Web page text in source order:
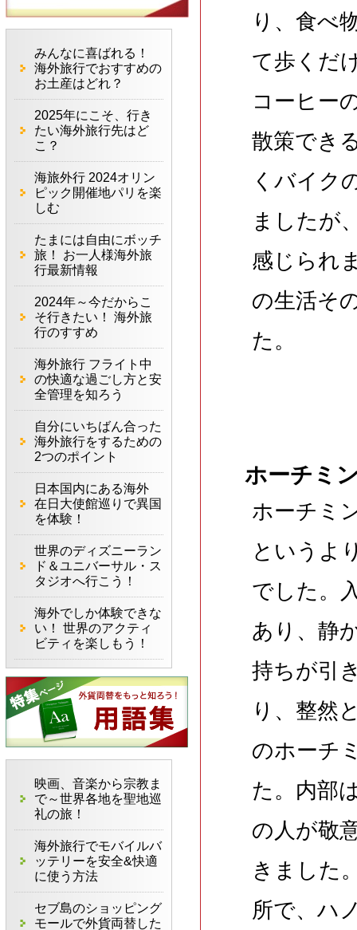
り、食べ
て歩くだ
コーヒー
散策でき
くバイク
ましたが
感じられ
の生活そ
た。
ホーチミ
ホーチミ
というよ
でした。
あり、静
持ちが引
り、整然
のホーチ
た。内部
の人が敬
きました
所で、ハ
みんなに喜ばれる！
海外旅行でおすすめの
お土産はどれ？
2025年にこそ、行き
たい海外旅行先はど
こ？
海旅外行 2024オリン
ピック開催地パリを楽
しむ
たまには自由にボッチ
旅！ お一人様海外旅
行最新情報
2024年～今だからこ
そ行きたい！ 海外旅
行のすすめ
海外旅行 フライト中
の快適な過ごし方と安
全管理を知ろう
自分にいちばん合った
海外旅行をするための
2つのポイント
日本国内にある海外
在日大使館巡りで異国
を体験！
世界のディズニーラン
ド＆ユニバーサル・ス
タジオへ行こう！
海外でしか体験できな
い！ 世界のアクティ
ビティを楽しもう！
映画、音楽から宗教ま
で～世界各地を聖地巡
礼の旅！
海外旅行でモバイルバ
ッテリーを安全&快適
に使う方法
セブ島のショッピング
モールで外貨両替した